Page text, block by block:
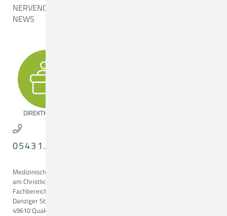
NERVENCHIRURGIE
NEWS
DIREKTKONTAKT
05431.15-3431
Medizinisches Versorgungszentrum
am Christlichen Krankenhaus
Fachbereich Neurochirurgie
Danziger Str. 2
49610 Quakenbrück